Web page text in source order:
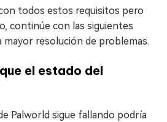
todos estos requisitos pero
continúe con las siguientes
mayor resolución de problemas.
el estado del
Palworld sigue fallando podría